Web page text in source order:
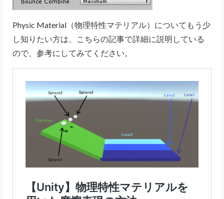
Physic Material（物理特性マテリアル）についてもう少
し知りたい方は、こちらの記事で詳細に説明している
ので、参考にしてみてください。